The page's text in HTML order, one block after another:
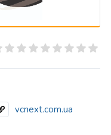
vcnext.com.ua